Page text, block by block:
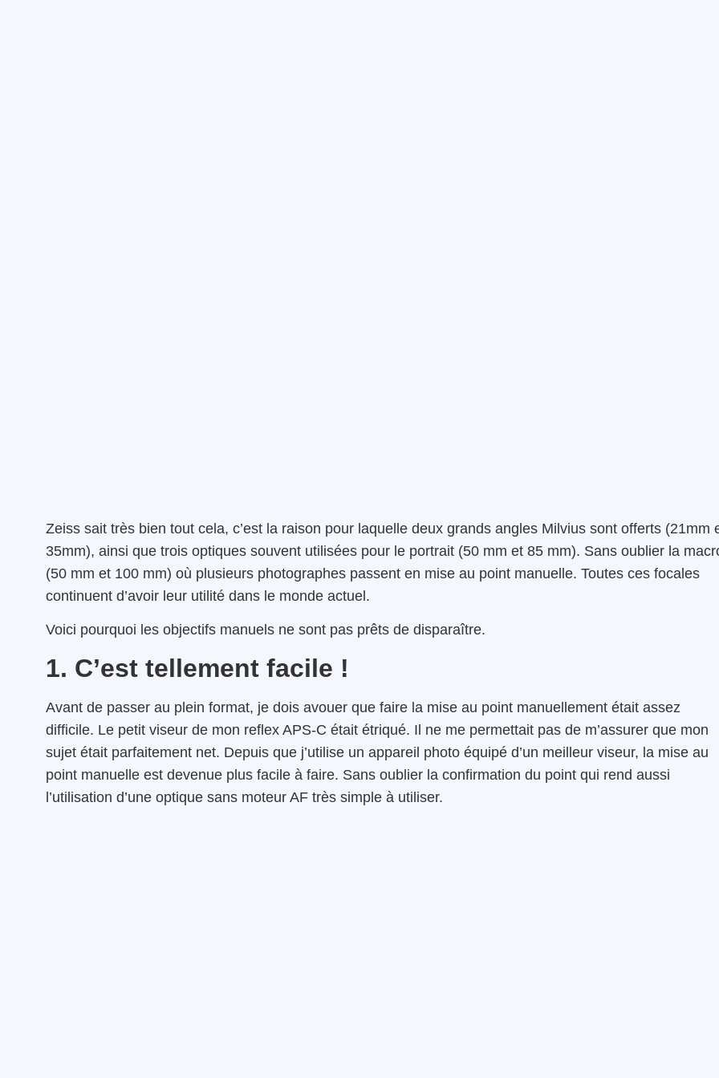
Zeiss sait très bien tout cela, c’est la raison pour laquelle deux grands angles Milvius sont offerts (21mm
35mm), ainsi que trois optiques souvent utilisées pour le portrait (50 mm et 85 mm). Sans oublier la
(50 mm et 100 mm) où plusieurs photographes passent en mise au point manuelle. Toutes ces focales
continuent d’avoir leur utilité dans le monde actuel.
Voici pourquoi les objectifs manuels ne sont pas prêts de disparaître.
1. C’est tellement facile !
Avant de passer au plein format, je dois avouer que faire la mise au point manuellement était assez
difficile. Le petit viseur de mon reflex APS-C était étriqué. Il ne me permettait pas de m’assurer que mon
sujet était parfaitement net. Depuis que j’utilise un appareil photo équipé d’un meilleur viseur, la mise au
point manuelle est devenue plus facile à faire. Sans oublier la confirmation du point qui rend aussi
l’utilisation d’une optique sans moteur AF très simple à utiliser.